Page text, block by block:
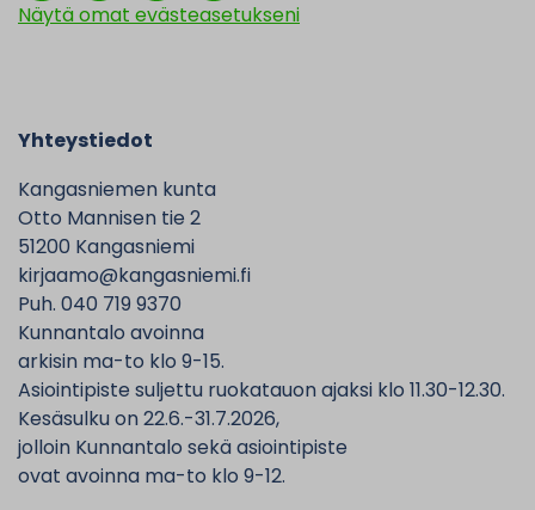
Näytä omat evästeasetukseni
Yhteystiedot
Kangasniemen kunta
Otto Mannisen tie 2
51200 Kangasniemi
kirjaamo@kangasniemi.fi
Puh. 040 719 9370
Kunnantalo avoinna
arkisin ma-to klo 9-15.
Asiointipiste suljettu ruokatauon ajaksi klo 11.30-12.30.
Kesäsulku on 22.6.-31.7.2026,
jolloin Kunnantalo sekä asiointipiste
ovat avoinna ma-to klo 9-12.